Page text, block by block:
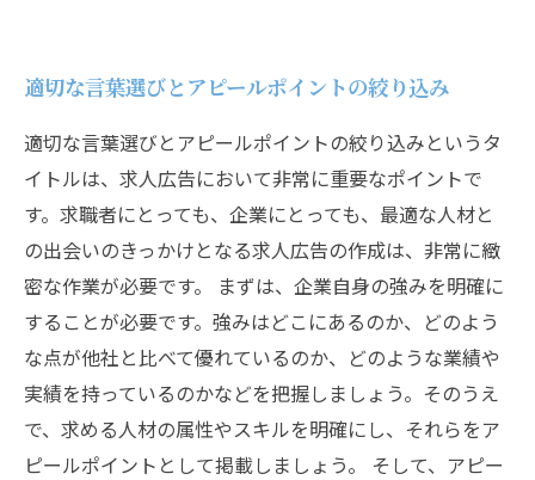
適切な言葉選びとアピールポイントの絞り込み
適切な言葉選びとアピールポイントの絞り込みというタ
イトルは、求人広告において非常に重要なポイントで
す。求職者にとっても、企業にとっても、最適な人材と
の出会いのきっかけとなる求人広告の作成は、非常に緻
密な作業が必要です。 まずは、企業自身の強みを明確に
することが必要です。強みはどこにあるのか、どのよう
な点が他社と比べて優れているのか、どのような業績や
実績を持っているのかなどを把握しましょう。そのうえ
で、求める人材の属性やスキルを明確にし、それらをア
ピールポイントとして掲載しましょう。 そして、アピー